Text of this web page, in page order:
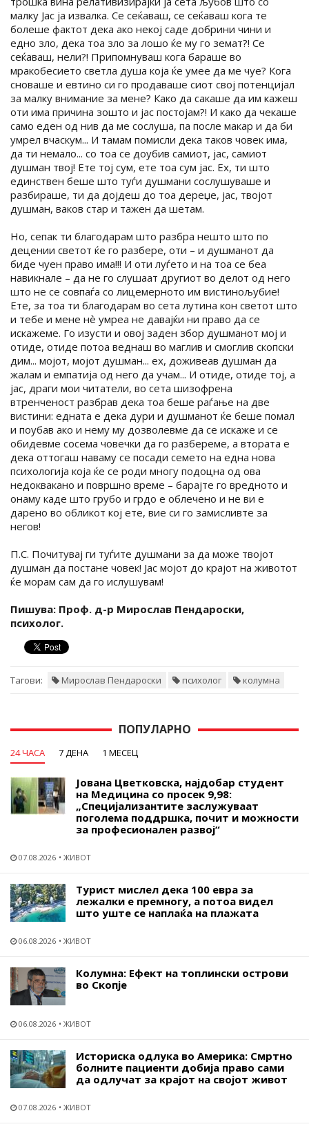
малку Јас ја извалка. Се сеќаваш, се сеќаваш кога те
болеше фактот дека ако некој саде добрини чини и
едно зло, дека тоа зло за лошо ќе му го земат?! Се
сеќаваш, нели?! Припомнуваш кога бараше во
мракобесието светла душа која ќе умее да ме чуе? Кога
сноваше и евтино си го продаваше сиот свој потенцијал
за малку внимание за мене? Како да сакаше да им кажеш
оти има причина зошто и јас постојам?! И како да чекаше
само еден од нив да ме сослуша, па после макар и да би
умрел вчаскум... И тамам помисли дека таков човек има,
да ти немало... со тоа се доубив самиот, јас, самиот
душман твој! Ете тој сум, ете тоа сум јас. Ех, ти што
единствен беше што туѓи душмани сослушуваше и
разбираше, ти да дојдеш до тоа дереџе, јас, твојот
душман, ваков стар и тажен да шетам.
Но, сепак ти благодарам што разбра нешто што по
децении светот ќе го разбере, оти – и душманот да
биде чуен право има!!! И оти луѓето и на тоа се беа
навикнале – да не го слушаат другиот во делот од него
што не се совпаѓа со лицемерното им вистинољубие!
Ете, за тоа ти благодарам во сета лутина кон светот што
и тебе и мене нѐ умреа не давајќи ни право да се
искажеме. Го изусти и овој заден збор душманот мој и
отиде, отиде потоа веднаш во маглив и смоглив скопски
дим... мојот, мојот душман... ех, доживеав душман да
жалам и емпатија од него да учам... И отиде, отиде тој, а
јас, драги мои читатели, во сета шизофрена
втренченост разбрав дека тоа беше раѓање на две
вистини: едната е дека дури и душманот ќе беше помал
и поубав ако и нему му дозволевме да се искаже и се
обидевме сосема човечки да го разбереме, а втората е
дека оттогаш наваму се посади семето на една нова
психологија која ќе се роди многу подоцна од ова
недоквакано и површно време – барајте го вредното и
онаму каде што грубо и грдо е облечено и не ви е
дарено во обликот кој ете, вие си го замисливте за
негов!
П.С. Почитувај ги туѓите душмани за да може твојот
душман да постане човек! Јас мојот до крајот на животот
ќе морам сам да го ислушувам!
Пишува: Проф. д-р Мирослав Пендароски,
психолог.
Тагови: Мирослав Пендароски психолог колумна
ПОПУЛАРНО
24 ЧАСА 7 ДЕНА 1 МЕСЕЦ
Јована Цветковска, најдобар студент
на Медицина со просек 9,98:
„Специјализантите заслужуваат
поголема поддршка, почит и можности
за професионален развој“
07.08.2026 ЖИВОТ
Турист мислел дека 100 евра за
лежалки е премногу, а потоа видел
што уште се наплаќа на плажата
06.08.2026 ЖИВОТ
Колумна: Ефект на топлински острови
во Скопје
06.08.2026 ЖИВОТ
Историска одлука во Америка: Смртно
болните пациенти добија право сами
да одлучат за крајот на својот живот
07.08.2026 ЖИВОТ